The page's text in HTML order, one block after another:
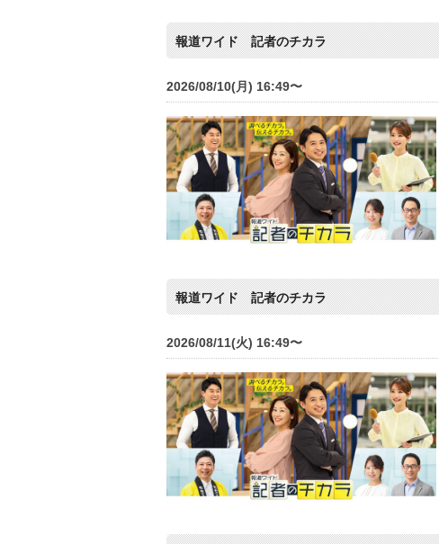
報道ワイド 記者のチカラ
2026/08/10(月) 16:49〜
報道ワイド 記者のチカラ
2026/08/11(火) 16:49〜